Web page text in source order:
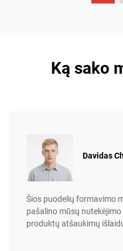
Ką sako
Davidas
Šios puodelių formavimo
pašalino mūsų
produktų atšaukimų